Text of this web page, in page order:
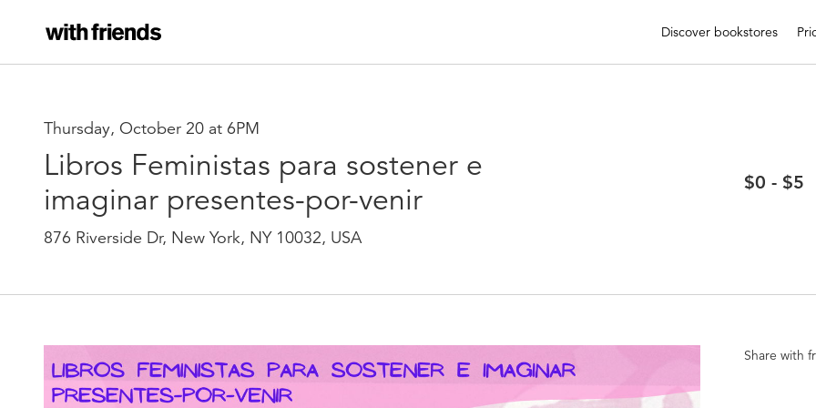
Discover bookstores
Thursday, October 20 at 6PM
Libros Feministas para sostener e
imaginar presentes-por-venir
876 Riverside Dr, New York, NY 10032, USA
$0 - $5
Share with